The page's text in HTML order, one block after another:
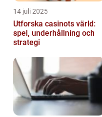
14 juli 2025
Utforska casinots värld:
spel, underhållning och
strategi